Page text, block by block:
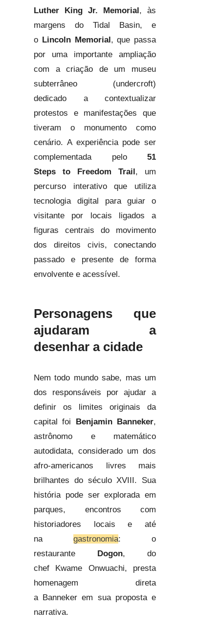
Luther King Jr. Memorial , às
margens do Tidal Basin, e
o Lincoln Memorial , que passa
por uma importante ampliação
com a criação de um museu
subterrâneo (undercroft)
dedicado a contextualizar
protestos e manifestações que
tiveram o monumento como
cenário. A experiência pode ser
complementada pelo 51
Steps to Freedom Trail , um
percurso interativo que utiliza
tecnologia digital para guiar o
visitante por locais ligados a
figuras centrais do movimento
dos direitos civis, conectando
passado e presente de forma
envolvente e acessível.
Personagens que
ajudaram a
desenhar a cidade
Nem todo mundo sabe, mas um
dos responsáveis por ajudar a
definir os limites originais da
capital foi
Benjamin Banneker,
astrônomo e matemático
autodidata, considerado um dos
afro-americanos livres mais
brilhantes do século XVIII. Sua
história pode ser explorada em
parques, encontros com
historiadores locais e até
na gastronomia: o
restaurante
Dogon, do
chef Kwame Onwuachi, presta
homenagem direta
a Banneker em sua proposta e
narrativa.